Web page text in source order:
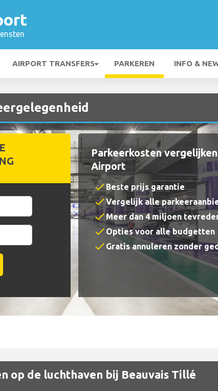
AIRPORT TRANSFERS PARKEREN INFO &
Parkeerkosten
Airport
checkBeste prijs garantie
checkVergelijk alle
checkMeer dan 4 miljoen
check Opties voor alle budgetten
check Gratis annuleren zonder
op de luchthaven bij Beauvais Tillé